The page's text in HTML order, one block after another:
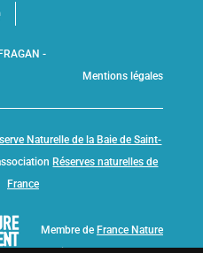
-
Mentions légales
Naturelle de la Baie de Saint-
Réserves naturelles de
France
Membre de France Nature